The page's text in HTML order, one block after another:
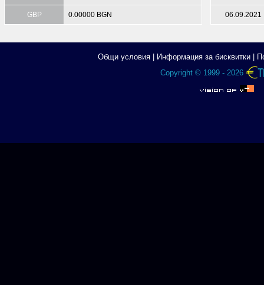
GBP 0.00000 BGN 06.09.2021
Общи условия| Информация за бисквитки|
Copyright © 1999 - 2026